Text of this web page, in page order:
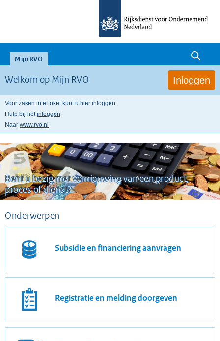
Mijn RVO
Welkom op Mijn RVO Inloggen
Voor zaken in eLoket kunt u hier inloggen
Hulp bij hetinloggen
Naar www.rvo.nl
Bent u bezig met vernieuwing van een product,
proces of dienst?
Onderwerpen
Subsidie en financiering aanvragen
Registratie en melding doorgeven